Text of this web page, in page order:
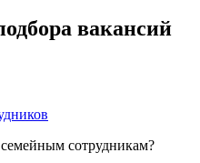
вакансий
сотрудникам?